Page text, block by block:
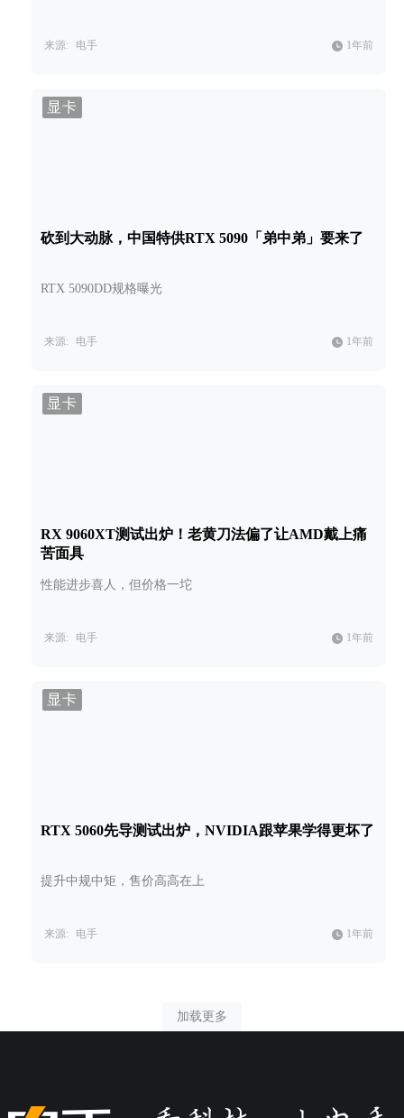
来源: 电手 1年前
显卡
砍到大动脉，中国特供RTX 5090「弟中弟」要来了
RTX 5090DD规格曝光
来源: 电手 1年前
显卡
RX 9060XT测试出炉！老黄刀法偏了让AMD戴上痛
苦面具
性能进步喜人，但价格一坨
来源: 电手 1年前
显卡
RTX 5060先导测试出炉，NVIDIA跟苹果学得更坏了
提升中规中矩，售价高高在上
来源: 电手 1年前
加载更多